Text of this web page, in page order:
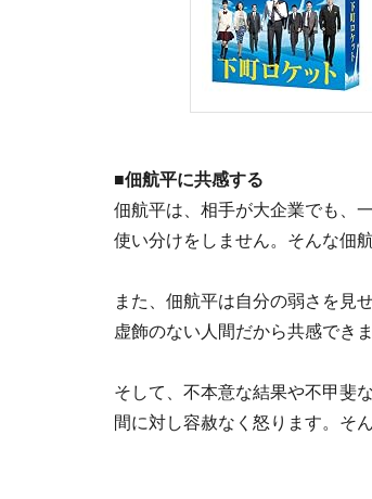
■佃航平に共感する
佃航平は、相手が大企業でも、
使い分けをしません。そんな佃
また、佃航平は自分の弱さを見
虚飾のない人間だから共感できま
そして、不本意な結果や不甲斐
間に対し容赦なく怒ります。そ